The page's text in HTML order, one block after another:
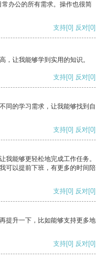
办公的所有需求。操作也很简
支持[0] 反对[0]
，让我能够学到实用的知识。
支持[0] 反对[0]
同的学习需求，让我能够找到自
支持[0] 反对[0]
我能够更轻松地完成工作任务。
可以提前下班，有更多的时间陪
支持[0] 反对[0]
提升一下，比如能够支持更多地
支持[0] 反对[0]